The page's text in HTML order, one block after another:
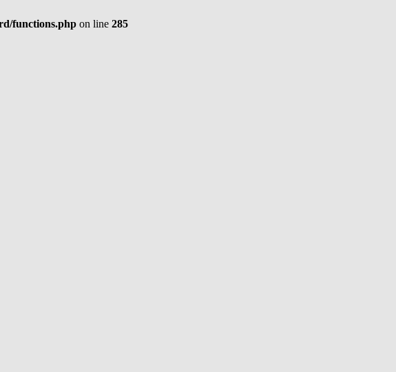
functions.php on line 285